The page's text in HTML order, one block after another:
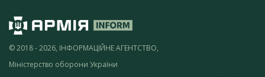
© 2018 - 2026, ІНФОРМАЦІЙНЕ АГЕНТСТВО,
Міністерство оборони України